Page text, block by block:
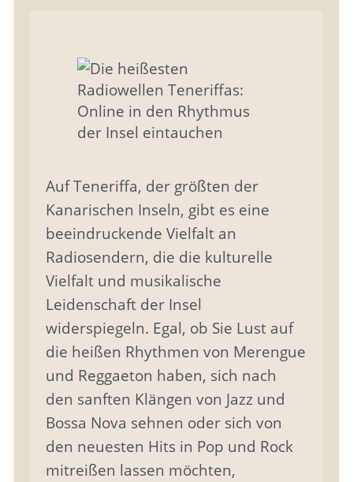
Auf Teneriffa, der größten der
Kanarischen Inseln, gibt es eine
beeindruckende Vielfalt an
Radiosendern, die die kulturelle
Vielfalt und musikalische
Leidenschaft der Insel
widerspiegeln. Egal, ob Sie Lust auf
die heißen Rhythmen von Merengue
und Reggaeton haben, sich nach
den sanften Klängen von Jazz und
Bossa Nova sehnen oder sich von
den neuesten Hits in Pop und Rock
mitreißen lassen möchten,